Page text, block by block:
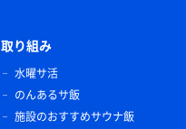
取り組み
水曜サ活
のんあるサ飯
施設のおすすめサウナ飯